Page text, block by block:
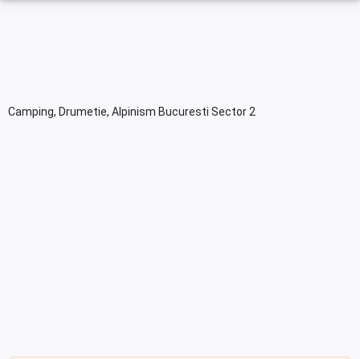
Camping, Drumetie, Alpinism Bucuresti Sector 2